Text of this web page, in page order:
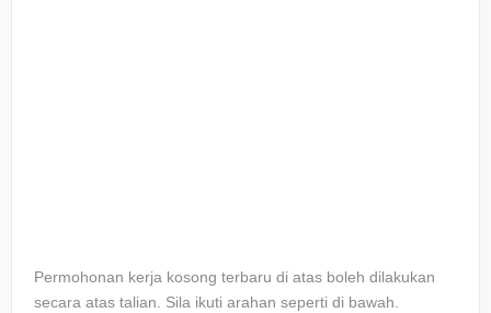
Permohonan kerja kosong terbaru di atas boleh dilakukan
secara atas talian. Sila ikuti arahan seperti di bawah.